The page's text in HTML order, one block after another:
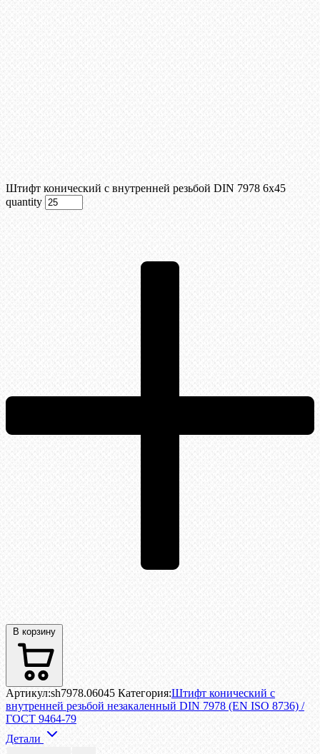
Штифт конический с внутренней резьбой DIN 7978 6х45
quantity
В корзину
Артикул:sh7978.06045 Категория:Штифт конический с
внутренней резьбой незакаленный DIN 7978 (EN ISO 8736) /
ГОСТ 9464-79
Детали